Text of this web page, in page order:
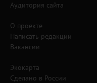
Аудитория сайта
О проекте
Написать редакции
Вакансии
Экокарта
Сделано в России